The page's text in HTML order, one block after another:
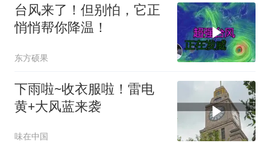
台风来了！但别怕，它正
悄悄帮你降温！
东方硕果
下雨啦~收衣服啦！雷电
黄+大风蓝来袭
味在中国